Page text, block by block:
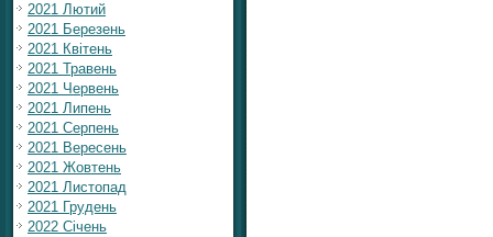
2021 Лютий
2021 Березень
2021 Квітень
2021 Травень
2021 Червень
2021 Липень
2021 Серпень
2021 Вересень
2021 Жовтень
2021 Листопад
2021 Грудень
2022 Січень